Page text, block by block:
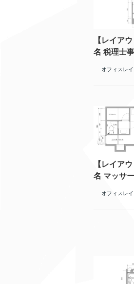
【レイア
名 税理士
オフィスレ
【レイア
名 マッサ
オフィスレ